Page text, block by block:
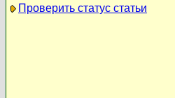
Проверить статус статьи